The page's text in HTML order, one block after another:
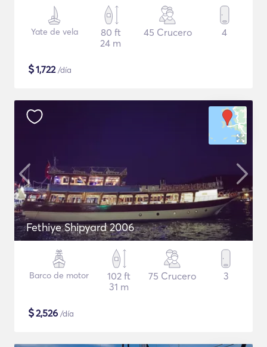
Yate de vela
80 ft
24 m
45 Crucero 4
$1,722/día
Fethiye Shipyard 2006
Barco de motor
102 ft
31 m
75 Crucero 3
$2,526 /día